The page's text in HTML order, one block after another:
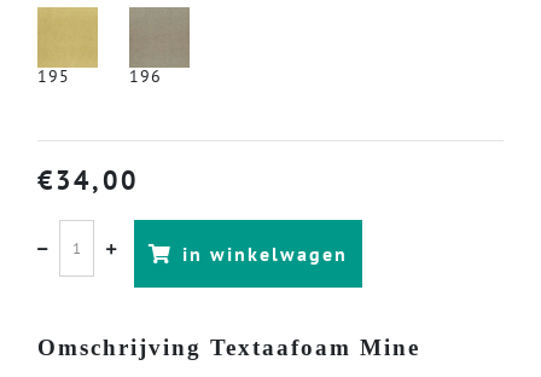
195 196
€34,00
in winkelwagen
Omschrijving Textaafoam Mine